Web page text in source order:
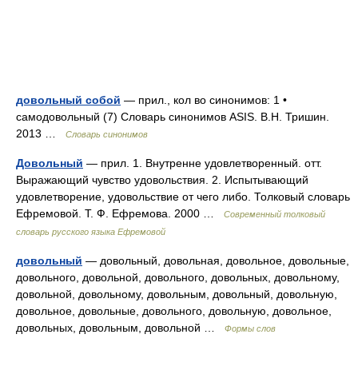
довольный собой — прил., кол во синонимов: 1 •
самодовольный (7) Словарь синонимов ASIS. В.Н. Тришин.
2013 …
Словарь синонимов
Довольный — прил. 1. Внутренне удовлетворенный. отт.
Выражающий чувство удовольствия. 2. Испытывающий
удовлетворение, удовольствие от чего либо. Толковый словарь
Ефремовой. Т. Ф. Ефремова. 2000 …
Современный толковый
словарь русского языка Ефремовой
довольный — довольный, довольная, довольное, довольные,
довольного, довольной, довольного, довольных, довольному,
довольной, довольному, довольным, довольный, довольную,
довольное, довольные, довольного, довольную, довольное,
довольных, довольным, довольной …
Формы слов